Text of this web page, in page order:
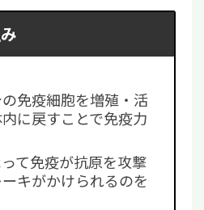
免疫細胞を増殖・活
に戻すことで免疫力
て免疫が抗原を攻撃
キがかけられるのを